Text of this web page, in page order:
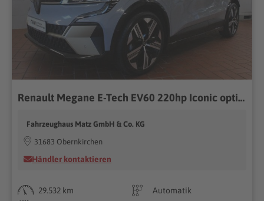
Renault Megane E-Tech EV60 220hp Iconic optimum charge
Fahrzeughaus Matz GmbH & Co. KG
31683 Obernkirchen
Händler kontaktieren
29.532 km
Automatik